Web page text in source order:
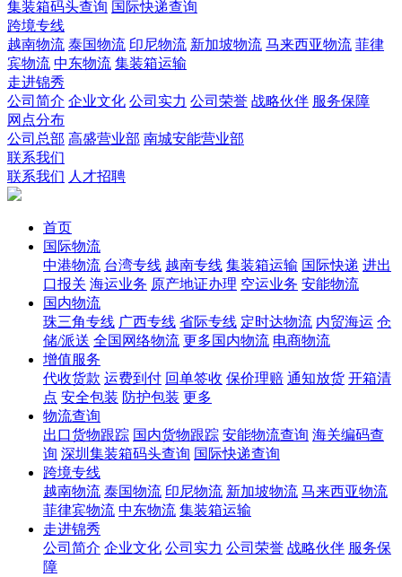
集装箱码头查询 国际快递查询
跨境专线
越南物流 泰国物流 印尼物流 新加坡物流 马来西亚物流 菲律
宾物流 中东物流 集装箱运输
走进锦秀
公司简介 企业文化 公司实力 公司荣誉 战略伙伴 服务保障
网点分布
公司总部 高盛营业部 南城安能营业部
联系我们
联系我们 人才招聘
首页
国际物流
中港物流 台湾专线 越南专线 集装箱运输 国际快递 进出
口报关 海运业务 原产地证办理 空运业务 安能物流
国内物流
珠三角专线 广西专线 省际专线 定时达物流 内贸海运 仓
储/派送 全国网络物流 更多国内物流 电商物流
增值服务
代收货款 运费到付 回单签收 保价理赔 通知放货 开箱清
点 安全包装 防护包装 更多
物流查询
出口货物跟踪 国内货物跟踪 安能物流查询 海关编码查
询 深圳集装箱码头查询 国际快递查询
跨境专线
越南物流 泰国物流 印尼物流 新加坡物流 马来西亚物流
菲律宾物流 中东物流 集装箱运输
走进锦秀
公司简介 企业文化 公司实力 公司荣誉 战略伙伴 服务保
障